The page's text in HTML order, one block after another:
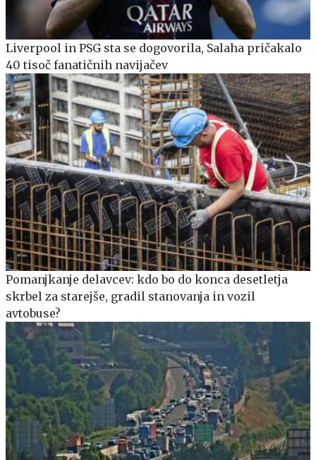
Liverpool in PSG sta se dogovorila, Salaha pričakalo
40 tisoč fanatičnih navijačev
Pomanjkanje delavcev: kdo bo do konca desetletja
skrbel za starejše, gradil stanovanja in vozil
avtobuse?